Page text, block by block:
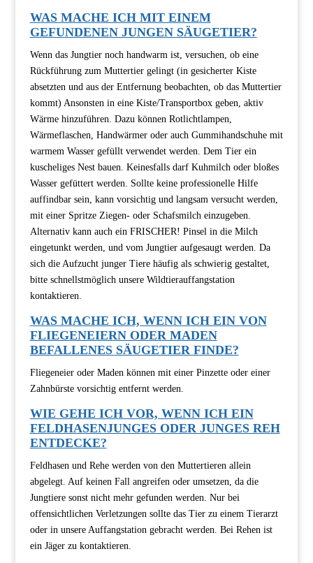
WAS MACHE ICH MIT EINEM
GEFUNDENEN JUNGEN SÄUGETIER?
Wenn das Jungtier noch handwarm ist, versuchen, ob eine
Rückführung zum Muttertier gelingt (in gesicherter Kiste
absetzten und aus der Entfernung beobachten, ob das Muttertier
kommt) Ansonsten in eine Kiste/Transportbox geben, aktiv
Wärme hinzuführen. Dazu können Rotlichtlampen,
Wärmeflaschen, Handwärmer oder auch Gummihandschuhe mit
warmem Wasser gefüllt verwendet werden. Dem Tier ein
kuscheliges Nest bauen. Keinesfalls darf Kuhmilch oder bloßes
Wasser gefüttert werden. Sollte keine professionelle Hilfe
auffindbar sein, kann vorsichtig und langsam versucht werden,
mit einer Spritze Ziegen- oder Schafsmilch einzugeben.
Alternativ kann auch ein FRISCHER! Pinsel in die Milch
eingetunkt werden, und vom Jungtier aufgesaugt werden. Da
sich die Aufzucht junger Tiere häufig als schwierig gestaltet,
bitte schnellstmöglich unsere Wildtierauffangstation
kontaktieren.
WAS MACHE ICH, WENN ICH EIN VON
FLIEGENEIERN ODER MADEN
BEFALLENES SÄUGETIER FINDE?
Fliegeneier oder Maden können mit einer Pinzette oder einer
Zahnbürste vorsichtig entfernt werden.
WIE GEHE ICH VOR, WENN ICH EIN
FELDHASENJUNGES ODER JUNGES REH
ENTDECKE?
Feldhasen und Rehe werden von den Muttertieren allein
abgelegt. Auf keinen Fall angreifen oder umsetzen, da die
Jungtiere sonst nicht mehr gefunden werden. Nur bei
offensichtlichen Verletzungen sollte das Tier zu einem Tierarzt
oder in unsere Auffangstation gebracht werden. Bei Rehen ist
ein Jäger zu kontaktieren.